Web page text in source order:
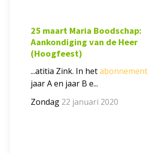
25 maart Maria Boodschap:
Aankondiging van de Heer
(Hoogfeest)
...atitia Zink. In hetabonnement
jaar A en jaar B e...
Zondag 22 januari 2020